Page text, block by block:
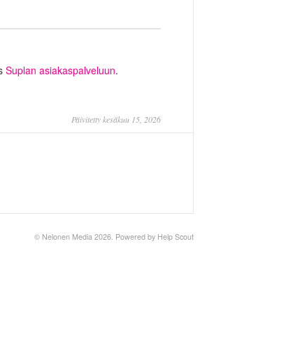
Suplan asiakaspalveluun.
Päivitetty kesäkuu 15, 2026
© Nelonen Media 2026. Powered by Help Scout